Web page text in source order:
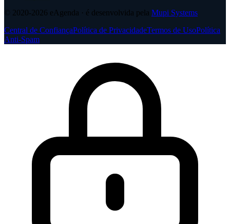
© 2020-2026 eAgenda · é desenvolvida pela Mupi Systems
Central de ConfiançaPolítica de PrivacidadeTermos de UsoPolítica
Anti-Spam